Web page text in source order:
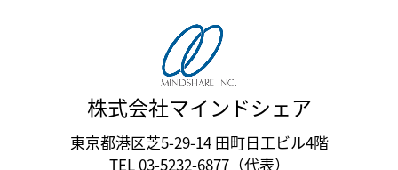
株式会社マインドシェア
東京都港区芝5-29-14 田町日工ビル4階
TEL 03-5232-6877（代表）